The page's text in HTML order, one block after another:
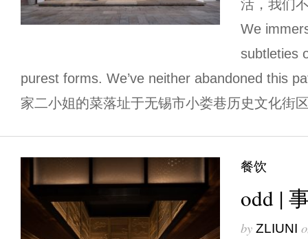
活，我们
We
subtleties
purest forms. We’ve neither abandoned this
家二小姐的菜落址于无锡市小娄巷历史文化街
餐饮
odd |
by ZLIUNI